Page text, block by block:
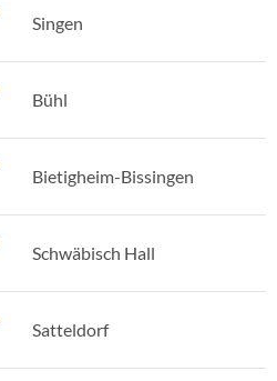
Singen
Bühl
Bietigheim-Bissingen
Schwäbisch Hall
Satteldorf